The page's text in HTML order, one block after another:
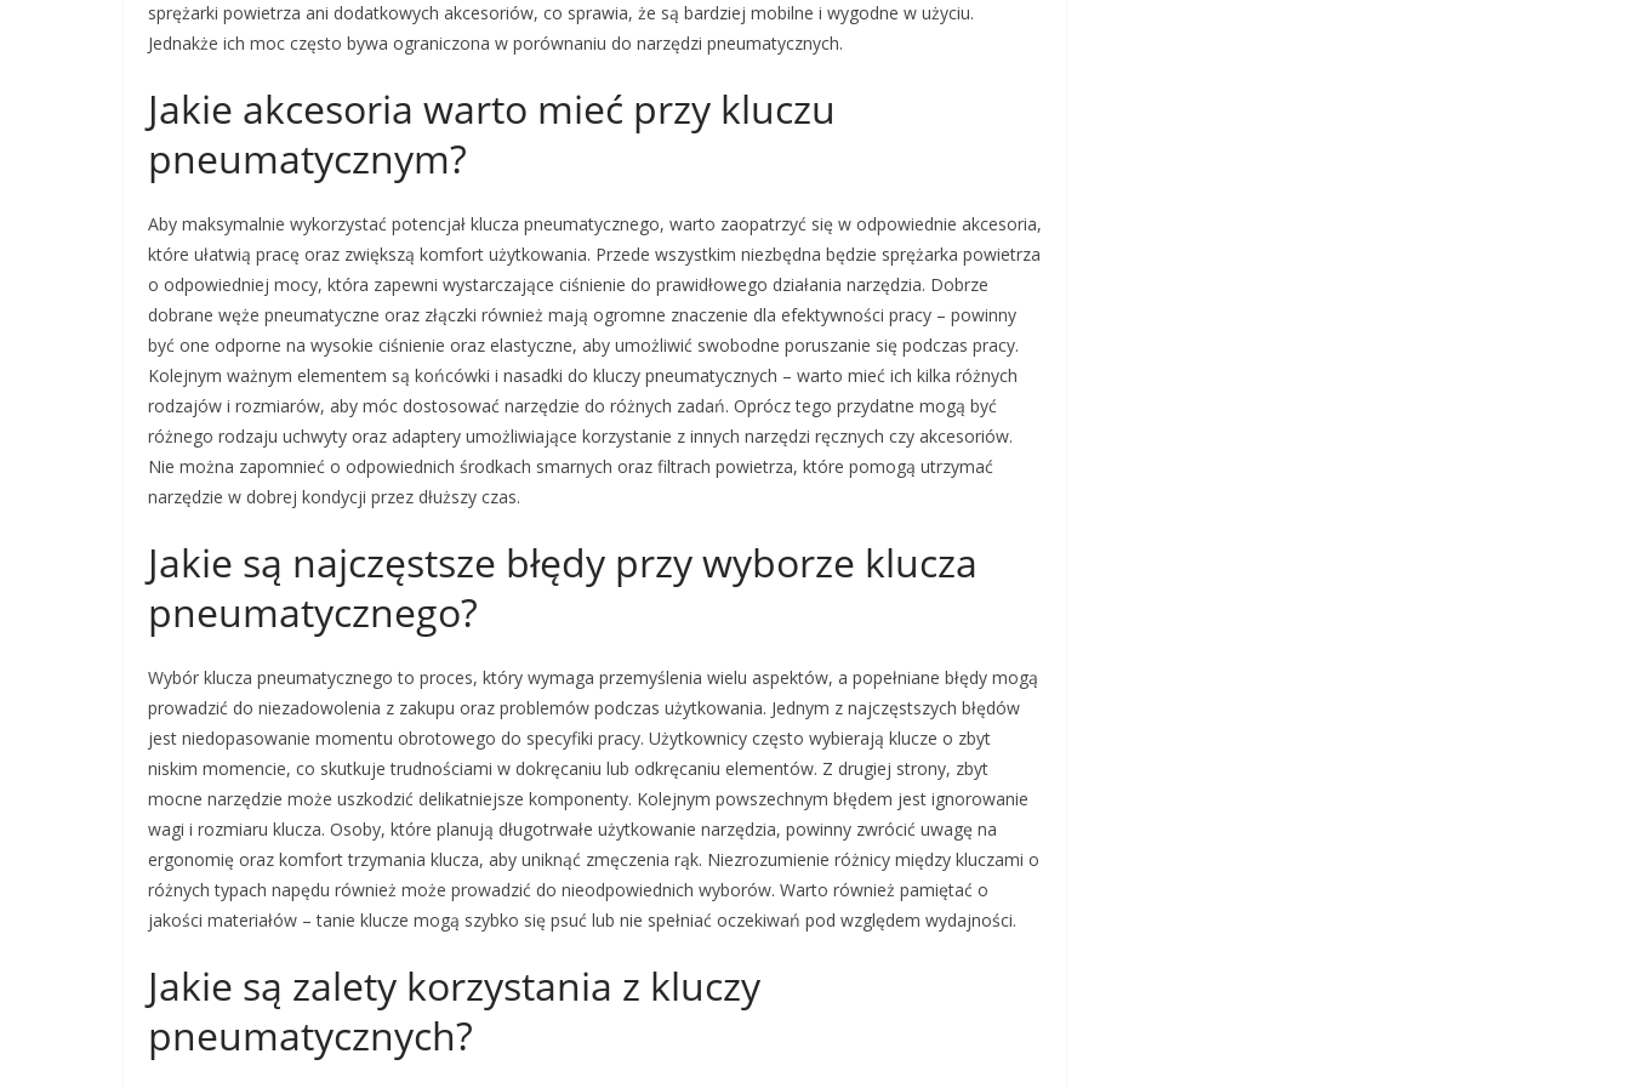
sprężarki powietrza ani dodatkowych akcesoriów, co sprawia, że są bardziej mobilne i wygodne w użyciu.
Jednakże ich moc często bywa ograniczona w porównaniu do narzędzi pneumatycznych.
Jakie akcesoria warto mieć przy kluczu
pneumatycznym?
Aby maksymalnie wykorzystać potencjał klucza pneumatycznego, warto zaopatrzyć się w odpowiednie akcesoria,
które ułatwią pracę oraz zwiększą komfort użytkowania. Przede wszystkim niezbędna będzie sprężarka powietrza
o odpowiedniej mocy, która zapewni wystarczające ciśnienie do prawidłowego działania narzędzia. Dobrze
dobrane węże pneumatyczne oraz złączki również mają ogromne znaczenie dla efektywności pracy – powinny
być one odporne na wysokie ciśnienie oraz elastyczne, aby umożliwić swobodne poruszanie się podczas pracy.
Kolejnym ważnym elementem są końcówki i nasadki do kluczy pneumatycznych – warto mieć ich kilka różnych
rodzajów i rozmiarów, aby móc dostosować narzędzie do różnych zadań. Oprócz tego przydatne mogą być
różnego rodzaju uchwyty oraz adaptery umożliwiające korzystanie z innych narzędzi ręcznych czy akcesoriów.
Nie można zapomnieć o odpowiednich środkach smarnych oraz filtrach powietrza, które pomogą utrzymać
narzędzie w dobrej kondycji przez dłuższy czas.
Jakie są najczęstsze błędy przy wyborze klucza
pneumatycznego?
Wybór klucza pneumatycznego to proces, który wymaga przemyślenia wielu aspektów, a popełniane błędy mogą
prowadzić do niezadowolenia z zakupu oraz problemów podczas użytkowania. Jednym z najczęstszych błędów
jest niedopasowanie momentu obrotowego do specyfiki pracy. Użytkownicy często wybierają klucze o zbyt
niskim momencie, co skutkuje trudnościami w dokręcaniu lub odkręcaniu elementów. Z drugiej strony, zbyt
mocne narzędzie może uszkodzić delikatniejsze komponenty. Kolejnym powszechnym błędem jest ignorowanie
wagi i rozmiaru klucza. Osoby, które planują długotrwałe użytkowanie narzędzia, powinny zwrócić uwagę na
ergonomię oraz komfort trzymania klucza, aby uniknąć zmęczenia rąk. Niezrozumienie różnicy między kluczami o
różnych typach napędu również może prowadzić do nieodpowiednich wyborów. Warto również pamiętać o
jakości materiałów – tanie klucze mogą szybko się psuć lub nie spełniać oczekiwań pod względem wydajności.
Jakie są zalety korzystania z kluczy
pneumatycznych?